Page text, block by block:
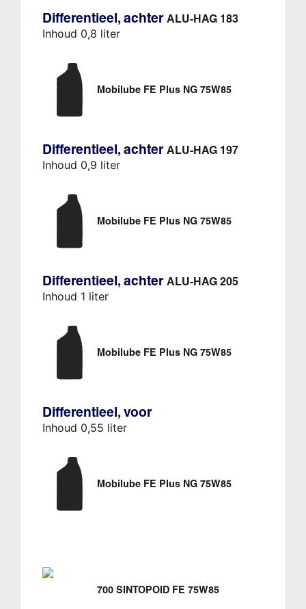
Differentieel, achter ALU-HAG 183
Inhoud 0,8 liter
Mobilube FE Plus NG 75W85
Differentieel, achter ALU-HAG 197
Inhoud 0,9 liter
Mobilube FE Plus NG 75W85
Differentieel, achter ALU-HAG 205
Inhoud 1 liter
Mobilube FE Plus NG 75W85
Differentieel, voor
Inhoud 0,55 liter
Mobilube FE Plus NG 75W85
700 SINTOPOID FE 75W85